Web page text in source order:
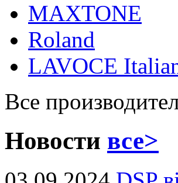
MAXTONE
Roland
LAVOCE
Все
Новости все>